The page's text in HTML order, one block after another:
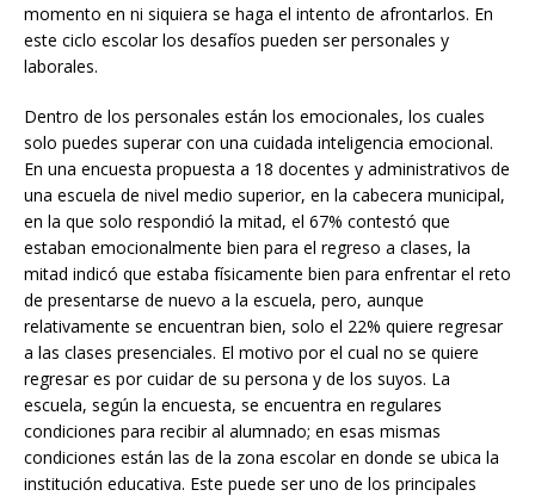
momento en ni siquiera se haga el intento de afrontarlos. En
este ciclo escolar los desafíos pueden ser personales y
laborales.
Dentro de los personales están los emocionales, los cuales
solo puedes superar con una cuidada inteligencia emocional.
En una encuesta propuesta a 18 docentes y administrativos de
una escuela de nivel medio superior, en la cabecera municipal,
en la que solo respondió la mitad, el 67% contestó que
estaban emocionalmente bien para el regreso a clases, la
mitad indicó que estaba físicamente bien para enfrentar el reto
de presentarse de nuevo a la escuela, pero, aunque
relativamente se encuentran bien, solo el 22% quiere regresar
a las clases presenciales. El motivo por el cual no se quiere
regresar es por cuidar de su persona y de los suyos. La
escuela, según la encuesta, se encuentra en regulares
condiciones para recibir al alumnado; en esas mismas
condiciones están las de la zona escolar en donde se ubica la
institución educativa. Este puede ser uno de los principales